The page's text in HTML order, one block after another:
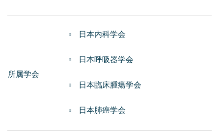
所属学会
日本内科学会
日本呼吸器学会
日本臨床腫瘍学会
日本肺癌学会